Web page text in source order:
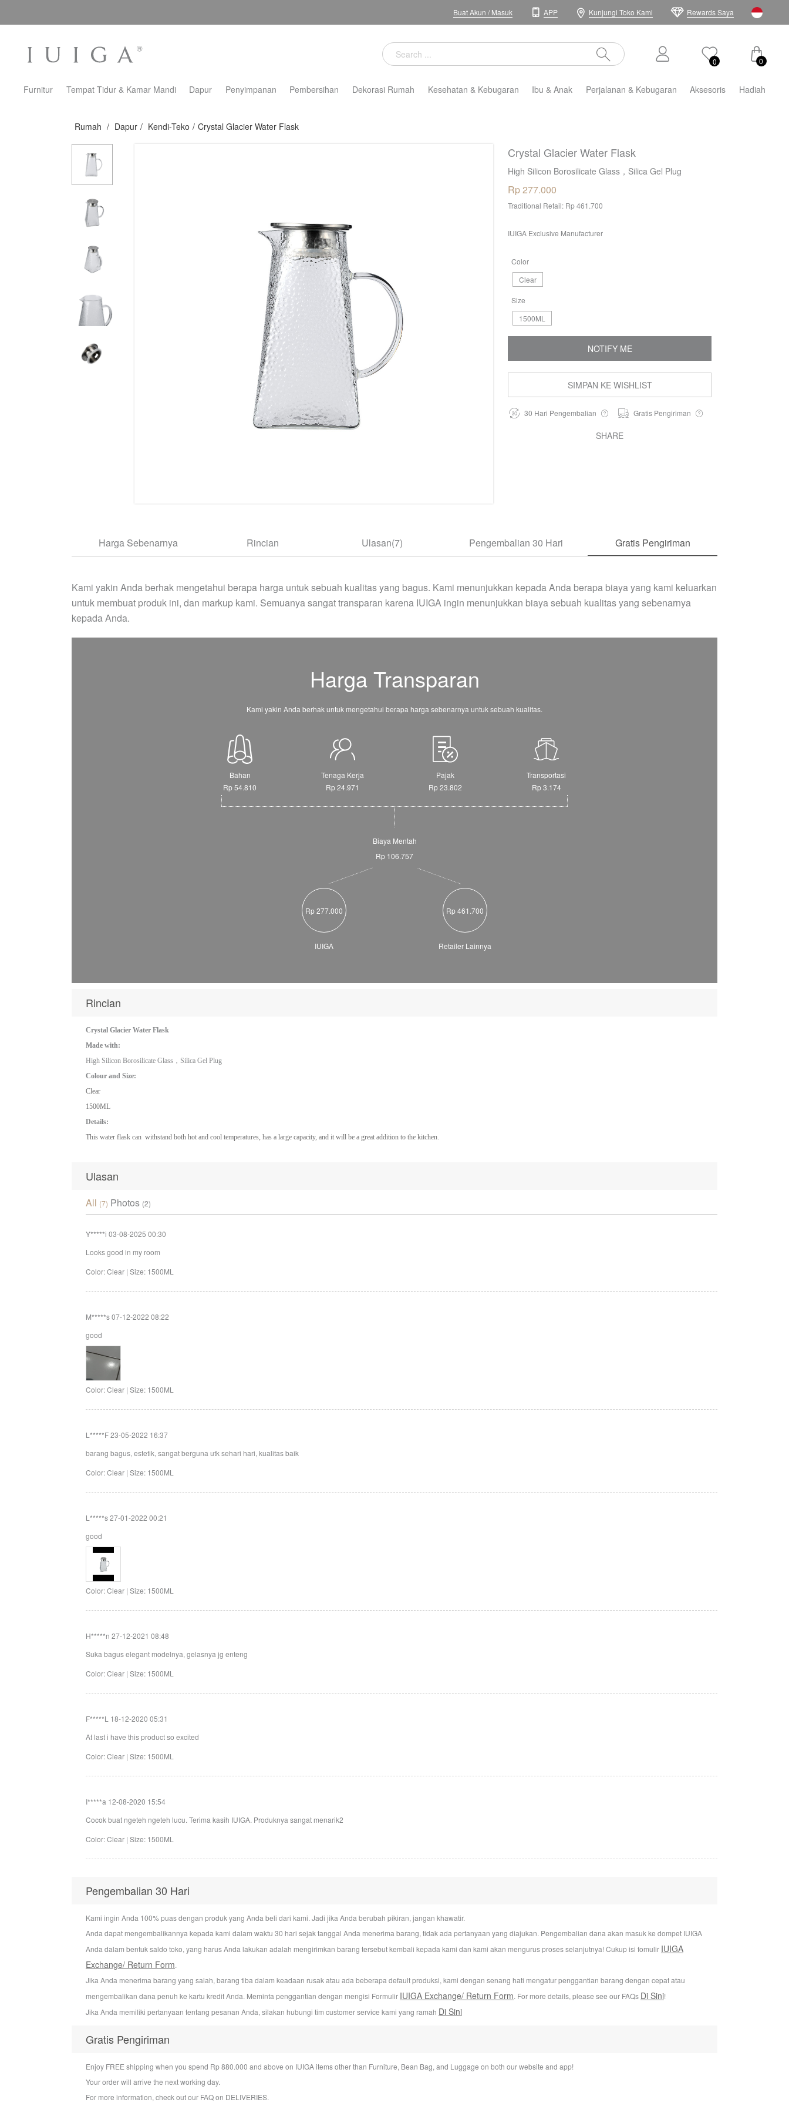
Buat Akun /Masuk APP Kunjungi Toko Kami Rewards Saya
0 0
Furnitur Tempat Tidur & Kamar Mandi Dapur Penyimpanan Pembersihan Dekorasi Rumah Kesehatan & Kebugaran Ibu & Anak Perjalanan & Kebugaran Aksesoris Hadiah
Rumah / Dapur / Kendi-Teko / Crystal Glacier Water Flask
Crystal Glacier Water Flask
High Silicon Borosilicate Glass，Silica Gel Plug
Rp 277.000
Traditional Retail: Rp 461.700
IUIGA Exclusive Manufacturer
Color
Clear
Size
1500ML
NOTIFY ME
SIMPAN KE WISHLIST
30 Hari Pengembalian Gratis Pengiriman
SHARE
Harga Sebenarnya Rincian Ulasan(7) Pengembalian 30 Hari Gratis Pengiriman
Kami yakin Anda berhak mengetahui berapa harga untuk sebuah kualitas yang bagus. Kami menunjukkan kepada Anda berapa biaya yang kami keluarkan
untuk membuat produk ini, dan markup kami. Semuanya sangat transparan karena IUIGA ingin menunjukkan biaya sebuah kualitas yang sebenarnya
kepada Anda.
Harga Transparan
Kami yakin Anda berhak untuk mengetahui berapa harga sebenarnya untuk sebuah kualitas.
Bahan
Rp 54.810
Tenaga Kerja
Rp 24.971
Pajak
Rp 23.802
Transportasi
Rp 3.174
Biaya Mentah
Rp 106.757
Rp 277.000
IUIGA
Rp 461.700
Retailer Lainnya
Rincian
Crystal Glacier Water Flask
Made with:
High Silicon Borosilicate Glass，Silica Gel Plug
Colour and Size:
Clear
1500ML
Details:
This water flask can withstand both hot and cool temperatures, has a large capacity, and it will be a great addition to the kitchen.
Ulasan
All (7) Photos (2)
Y*****i 03-08-2025 00:30
Looks good in my room
Color: Clear | Size: 1500ML
M*****s07-12-2022 08:22
good
Color: Clear | Size: 1500ML
L*****F23-05-2022 16:37
barang bagus, estetik, sangat berguna utk sehari hari, kualitas baik
Color: Clear | Size: 1500ML
L*****s27-01-2022 00:21
good
Color: Clear | Size: 1500ML
H*****n 27-12-2021 08:48
Suka bagus elegant modelnya, gelasnya jg enteng
Color: Clear | Size: 1500ML
F*****L 18-12-2020 05:31
At last i have this product so excited
Color: Clear | Size: 1500ML
I*****a 12-08-2020 15:54
Cocok buat ngeteh ngeteh lucu. Terima kasih IUIGA. Produknya sangat menarik2
Color: Clear | Size: 1500ML
Pengembalian 30 Hari
Kami ingin Anda 100% puas dengan produk yang Anda beli dari kami. Jadi jika Anda berubah pikiran, jangan khawatir.
Anda dapat mengembalikannya kepada kami dalam waktu 30 hari sejak tanggal Anda menerima barang, tidak ada pertanyaan yang diajukan. Pengembalian dana akan masuk ke dompet IUIGA
Anda dalam bentuk saldo toko, yang harus Anda lakukan adalah mengirimkan barang tersebut kembali kepada kami dan kami akan mengurus proses selanjutnya! Cukup isi fomulir IUIGA
Exchange/ Return Form.
Jika Anda menerima barang yang salah, barang tiba dalam keadaan rusak atau ada beberapa default produksi, kami dengan senang hati mengatur penggantian barang dengan cepat atau
mengembalikan dana penuh ke kartu kredit Anda. Meminta penggantian dengan mengisi Formulir IUIGA Exchange/ Return Form. For more details, please see our FAQs Di Sini!
Jika Anda memiliki pertanyaan tentang pesanan Anda, silakan hubungi tim customer service kami yang ramah Di Sini
Gratis Pengiriman
Enjoy FREE shipping when you spend Rp 880.000 and above on IUIGA items other than Furniture, Bean Bag, and Luggage on both our website and app!
Your order will arrive the next working day.
For more information, check out our FAQ on DELIVERIES.